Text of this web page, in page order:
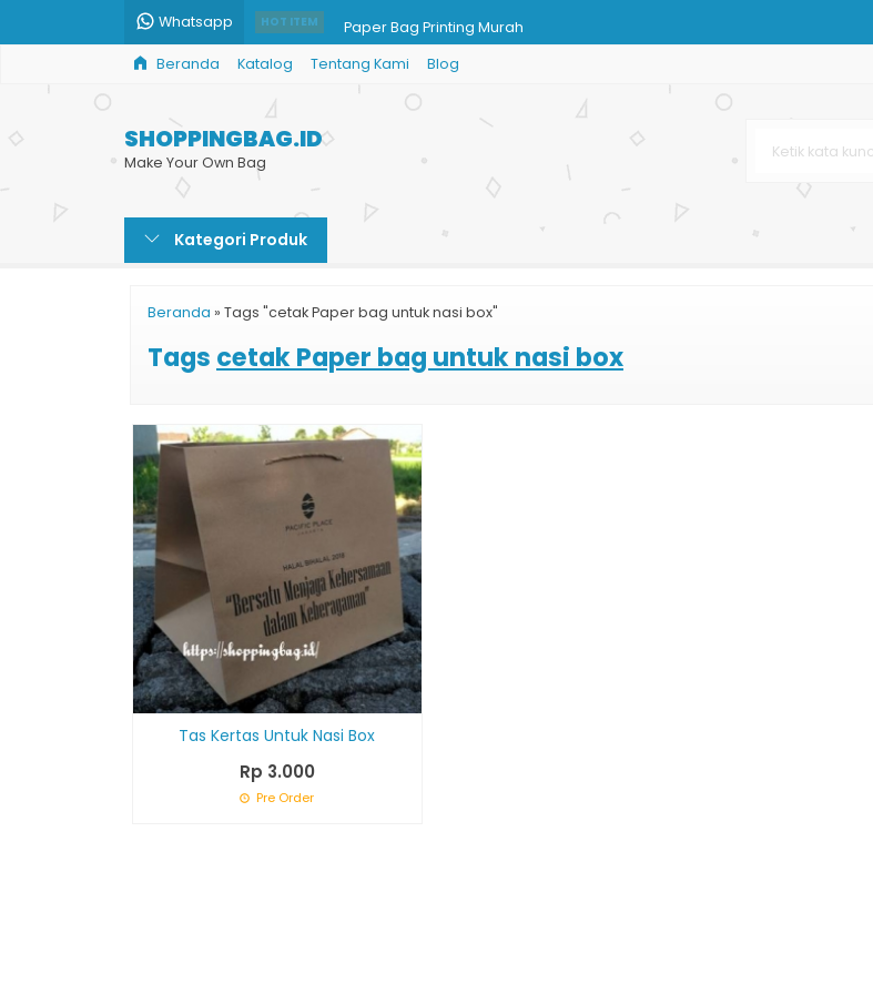
Whatsapp HOT ITEM Paper Bag Printing Murah
Paper Bag Kotak HandPhone
Jual Paper Bag Bakery
Cetak Tas Kertas Coklat
Kantong Paper Bag Murah
Beranda Katalog Tentang Kami Blog
SHOPPINGBAG.ID
Make Your Own Bag
Kategori Produk
Beranda » Tags "cetak Paper bag untuk nasi box"
Tags cetak Paper bag untuk nasi box
Tas Kertas Untuk Nasi Box
Rp 3.000
Pre Order